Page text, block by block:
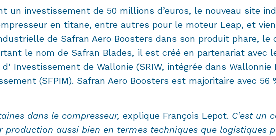
un investissement de 50 millions d’euros, le nouveau site
en titane, entre autres pour le moteur Leap, et
de Safran Aero Boosters dans son produit phare, le
le nom de Safran Blades, il est créé en partenariat avec
de Wallonie (SRIW, intégrée dans Wallonnie
(SFPIM). Safran Aero Boosters est majoritaire avec 56
dans le compresseur, explique François Lepot. C’est un
production aussi bien en termes techniques que logistiques